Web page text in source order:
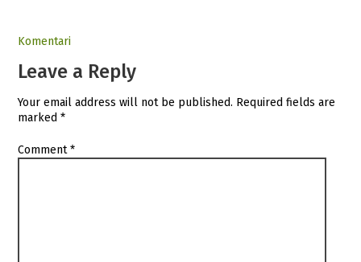
Komentari
Leave a Reply
Your email address will not be published. Required fields are
marked*
Comment*